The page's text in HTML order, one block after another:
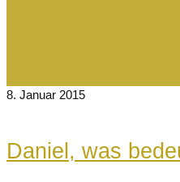
8. Januar 2015
Daniel, was